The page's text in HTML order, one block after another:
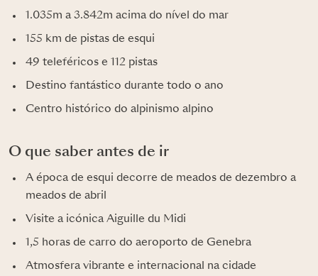
1.035m a 3.842m acima do nível do mar
155 km de pistas de esqui
49 teleféricos e 112 pistas
Destino fantástico durante todo o ano
Centro histórico do alpinismo alpino
O que saber antes de ir
A época de esqui decorre de meados de dezembro a
meados de abril
Visite a icónica Aiguille du Midi
1,5 horas de carro do aeroporto de Genebra
Atmosfera vibrante e internacional na cidade